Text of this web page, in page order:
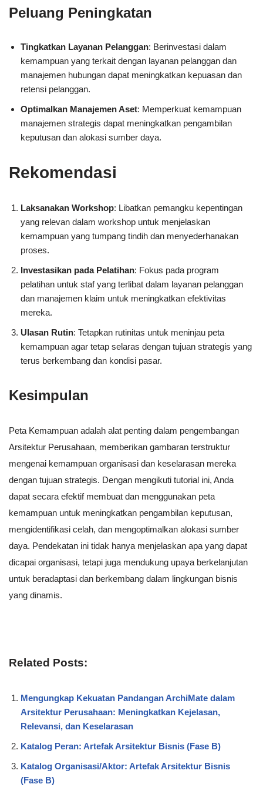
Peluang Peningkatan
Tingkatkan Layanan Pelanggan: Berinvestasi dalam
kemampuan yang terkait dengan layanan pelanggan dan
manajemen hubungan dapat meningkatkan kepuasan dan
retensi pelanggan.
Optimalkan Manajemen Aset: Memperkuat kemampuan
manajemen strategis dapat meningkatkan pengambilan
keputusan dan alokasi sumber daya.
Rekomendasi
Laksanakan Workshop: Libatkan pemangku kepentingan
yang relevan dalam workshop untuk menjelaskan
kemampuan yang tumpang tindih dan menyederhanakan
proses.
Investasikan pada Pelatihan: Fokus pada program
pelatihan untuk staf yang terlibat dalam layanan pelanggan
dan manajemen klaim untuk meningkatkan efektivitas
mereka.
Ulasan Rutin: Tetapkan rutinitas untuk meninjau peta
kemampuan agar tetap selaras dengan tujuan strategis yang
terus berkembang dan kondisi pasar.
Kesimpulan
Peta Kemampuan adalah alat penting dalam pengembangan
Arsitektur Perusahaan, memberikan gambaran terstruktur
mengenai kemampuan organisasi dan keselarasan mereka
dengan tujuan strategis. Dengan mengikuti tutorial ini, Anda
dapat secara efektif membuat dan menggunakan peta
kemampuan untuk meningkatkan pengambilan keputusan,
mengidentifikasi celah, dan mengoptimalkan alokasi sumber
daya. Pendekatan ini tidak hanya menjelaskan apa yang dapat
dicapai organisasi, tetapi juga mendukung upaya berkelanjutan
untuk beradaptasi dan berkembang dalam lingkungan bisnis
yang dinamis.
Related Posts:
Mengungkap Kekuatan Pandangan ArchiMate dalam
Arsitektur Perusahaan: Meningkatkan Kejelasan,
Relevansi, dan Keselarasan
Katalog Peran: Artefak Arsitektur Bisnis (Fase B)
Katalog Organisasi/Aktor: Artefak Arsitektur Bisnis
(Fase B)